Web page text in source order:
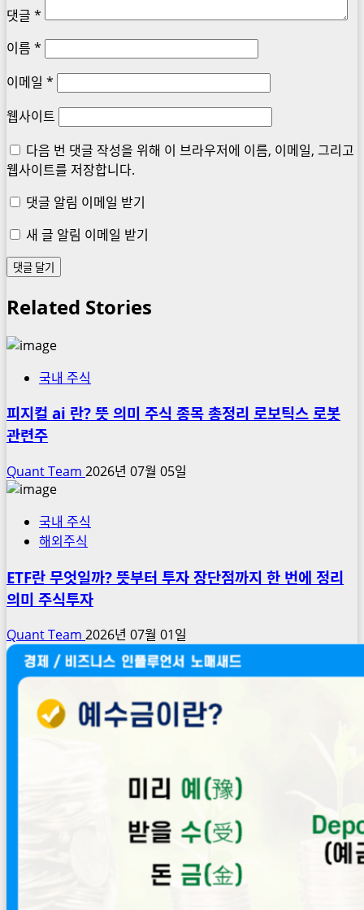
댓글 *
이름 *
이메일 *
웹사이트
다음 번 댓글 작성을 위해 이 브라우저에 이름, 이메일, 그리고
웹사이트를 저장합니다.
댓글 알림 이메일 받기
새 글 알림 이메일 받기
Related Stories
국내 주식
피지컬 ai 란? 뜻 의미 주식 종목 총정리 로보틱스 로봇
관련주
Quant Team 2026년 07월 05일
국내 주식
해외주식
ETF란 무엇일까? 뜻부터 투자 장단점까지 한 번에 정리
의미 주식투자
Quant Team 2026년 07월 01일